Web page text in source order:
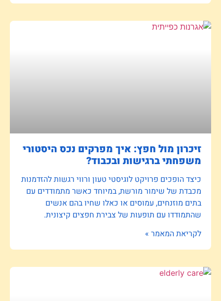
זיכרון מול חפץ: איך מפרקים נכס היסטורי
משפחתי ברגישות ובכבוד?
כיצד הופכים פרויקט לוגיסטי טעון ורווי רגשות להזדמנות
מכבדת של שימור מורשת, במיוחד כאשר מתמודדים עם
בתים מוזנחים, עמוסים או כאלו שחיו בהם אנשים
שהתמודדו עם תופעות של צבירת חפצים קיצונית.
לקריאת המאמר »